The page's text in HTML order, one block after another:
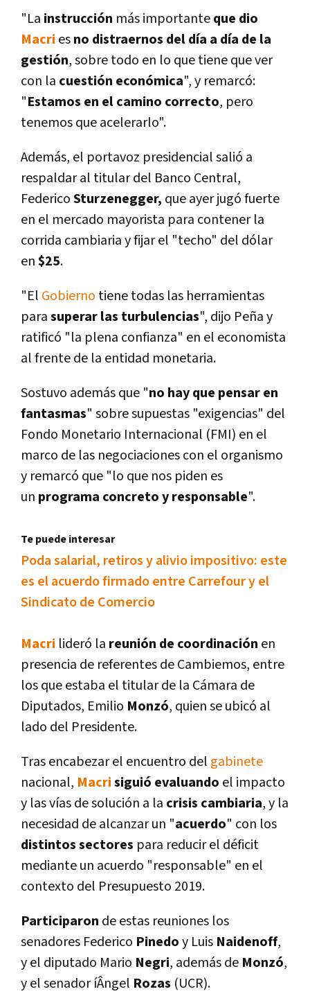
"La instrucción más importanteque dio
Macri esno distraernos del dí­a a dí­a de la
gestión, sobre todo en lo que tiene que ver
con la cuestión económica", y remarcó:
"Estamos en el camino correcto, pero
tenemos que acelerarlo".
Además, el portavoz presidencial salió a
respaldar al titular del Banco Central,
FedericoSturzenegger, que ayer jugó fuerte
en el mercado mayorista para contener la
corrida cambiaria y fijar el "techo" del dólar
en$25.
"El Gobierno tiene todas las herramientas
parasuperar las turbulencias", dijo Peña y
ratificó "la plena confianza" en el economista
al frente de la entidad monetaria.
Sostuvo además que "no hay que pensar en
fantasmas" sobre supuestas "exigencias" del
Fondo Monetario Internacional (FMI) en el
marco de las negociaciones con el organismo
y remarcó que "lo que nos piden es
un programa concreto y responsable".
Te puede interesar
Poda salarial, retiros y alivio impositivo: este
es el acuerdo firmado entre Carrefour y el
Sindicato de Comercio
Macri lideró la reunión de coordinación en
presencia de referentes de Cambiemos, entre
los que estaba el titular de la Cámara de
Diputados, Emilio Monzó, quien se ubicó al
lado del Presidente.
Tras encabezar el encuentro del gabinete
nacional, Macrisiguió evaluando el impacto
y las ví­as de solución a la crisis cambiaria, y la
necesidad de alcanzar un "acuerdo" con los
distintos sectores para reducir el déficit
mediante un acuerdo "responsable" en el
contexto del Presupuesto 2019.
Participaron de estas reuniones los
senadores Federico Pinedoy Luis Naidenoff,
y el diputado Mario Negri, además de Monzó,
y el senador íÂngel Rozas (UCR).